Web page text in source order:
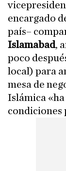
encargado
país–
Islamabad,
poco
local) para
mesa de
Islámica
condiciones